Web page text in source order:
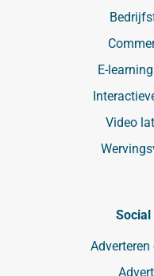
E-
Video
Social